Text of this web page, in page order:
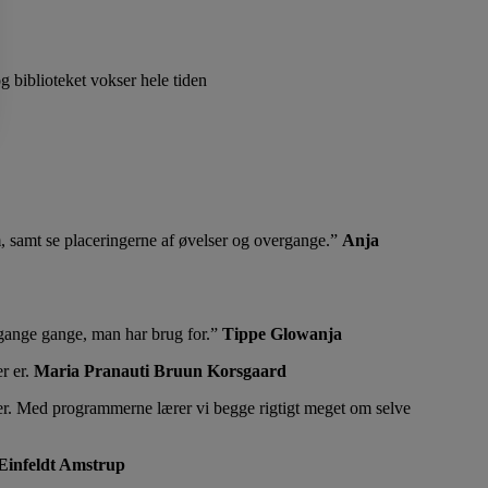
biblioteket vokser hele tiden
se placeringerne af øvelser og overgange.
Anja
gange, man har brug for.
Tippe Glowanja
er. Maria Pranauti Bruun Korsgaard
Med programmerne lærer vi begge rigtigt meget om selve
Amstrup